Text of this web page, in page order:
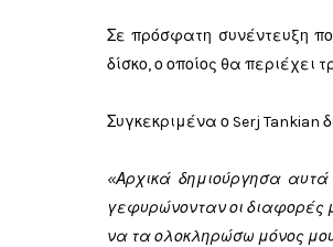
Σε πρόσφατη συνέντευξη
δίσκο, ο οποίος θα περιέχει
Συγκεκριμένα ο Serj Tankian
«Αρχικά δημιούργησα
γεφυρώνονταν οι
να τα ολοκληρώσω μόνος